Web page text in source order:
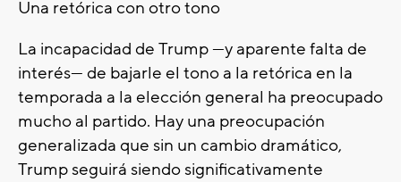
Una retórica con otro tono
La incapacidad de Trump —y aparente falta de
interés— de bajarle el tono a la retórica en la
temporada a la elección general ha preocupado
mucho al partido. Hay una preocupación
generalizada que sin un cambio dramático,
Trump seguirá siendo significativamente